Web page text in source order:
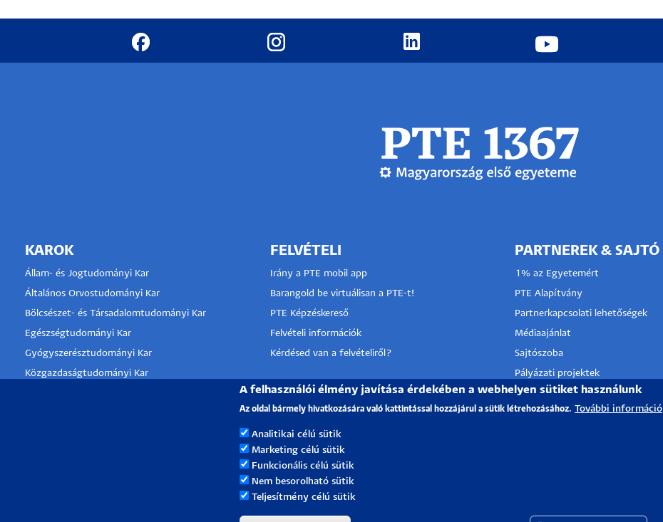
KAROK
Állam- és Jogtudományi Kar
Általános Orvostudományi Kar
Bölcsészet- és Társadalomtudományi Kar
Egészségtudományi Kar
Gyógyszerésztudományi Kar
Közgazdaságtudományi Kar
FELVÉTELI
Irány a PTE mobil app
Barangold be virtuálisan a PTE-t!
PTE Képzéskereső
Felvételi információk
Kérdésed van a felvételiről?
KLINIKAI KÖZPONT
PARTNEREK & SAJTÓ
1% az Egyetemért
PTE Alapítvány
Partnerkapcsolati lehetőségek
Médiaajánlat
Sajtószoba
Pályázati projektek
HRS4R
A felhasználói élmény javítása érdekében a webhelyen sütiket használunk
Az oldal bármely hivatkozására való kattintással hozzájárul a sütik létrehozásához. További információ
Analitikai célú sütik
Marketing célú sütik
Funkcionális célú sütik
Nem besorolható sütik
Teljesítmény célú sütik